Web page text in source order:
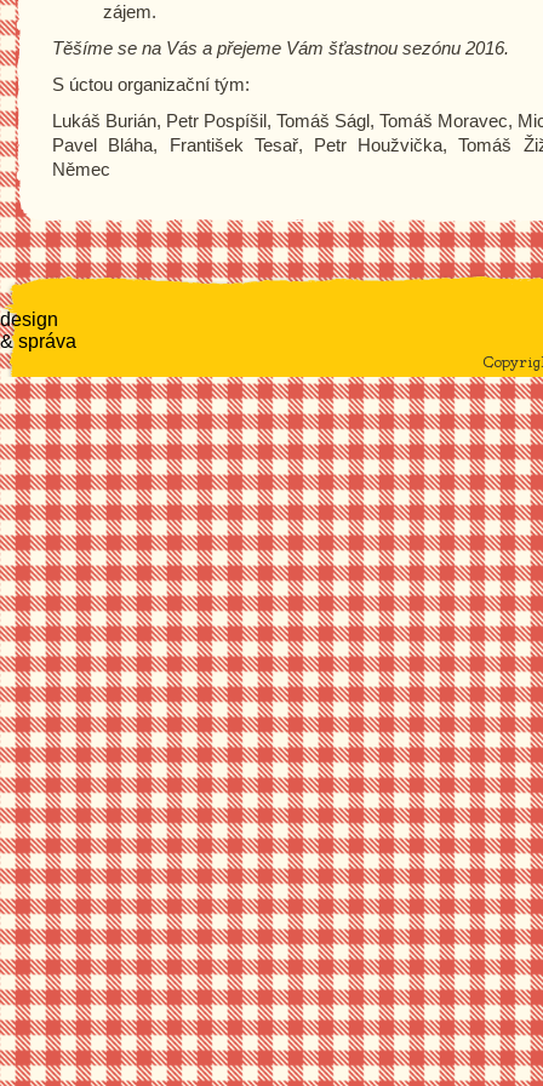
zájem.
Těšíme se na Vás a přejeme Vám šťastnou sezónu 2016.
S úctou organizační tým:
Lukáš Burián, Petr Pospíšil, Tomáš Ságl, Tomáš Moravec,
Pavel Bláha, František Tesař, Petr Houžvička, Tomáš
Němec
design
& správa